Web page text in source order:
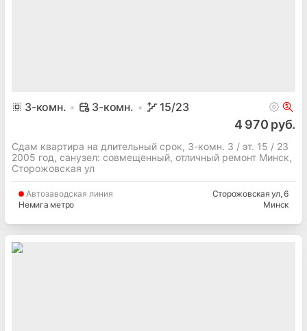
3-комн. 3-комн. 15/23
4 970 руб.
Сдам квартира на длительный срок, 3-комн. 3 / эт. 15 / 23
2005 год, cанузел: совмещенный, отличный ремонт Минск,
Сторожовская ул
Автозаводская линия
Немига метро
Сторожовская ул, 6
Минск